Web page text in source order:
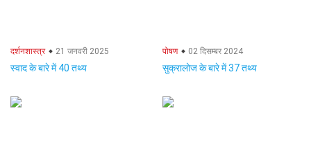
दर्शनशास्त्र 21 जनवरी 2025
स्वाद के बारे में 40 तथ्य
पोषण 02 दिसम्बर 2024
सुक्रालोज के बारे में 37 तथ्य